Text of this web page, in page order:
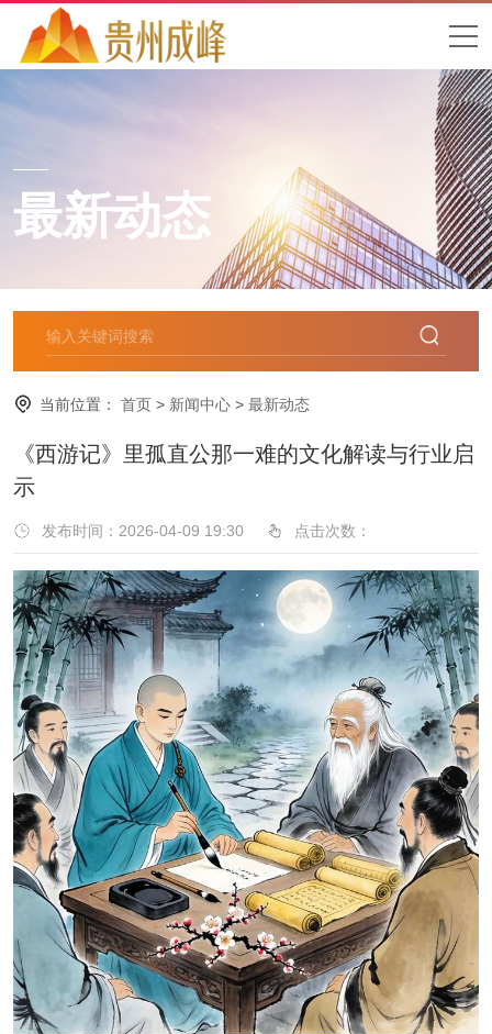
最新动态
当前位置： 首页 > 新闻中心 > 最新动态
《西游记》里孤直公那一难的文化解读与行业启
示
发布时间：2026-04-09 19:30 点击次数：